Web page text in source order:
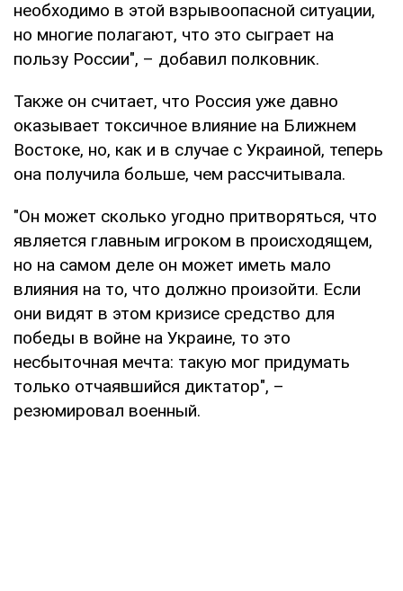
необходимо в этой взрывоопасной ситуации,
но многие полагают, что это сыграет на
пользу России", – добавил полковник.
Также он считает, что Россия уже давно
оказывает токсичное влияние на Ближнем
Востоке, но, как и в случае с Украиной, теперь
она получила больше, чем рассчитывала.
"Он может сколько угодно притворяться, что
является главным игроком в происходящем,
но на самом деле он может иметь мало
влияния на то, что должно произойти. Если
они видят в этом кризисе средство для
победы в войне на Украине, то это
несбыточная мечта: такую ​​мог придумать
только отчаявшийся диктатор", –
резюмировал военный.